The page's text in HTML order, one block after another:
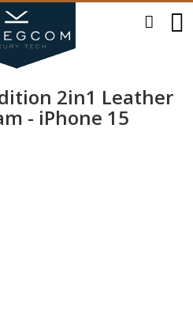
2in1 Leather
- iPhone 15